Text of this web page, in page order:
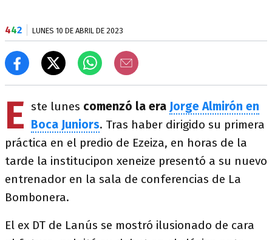
442 LUNES 10 DE ABRIL DE 2023
E ste lunes comenzó la era Jorge Almirón en
Boca Juniors. Tras haber dirigido su primera
práctica en el predio de Ezeiza, en horas de la
tarde la institucipon xeneize presentó a su nuevo
entrenador en la sala de conferencias de La
Bombonera.
El ex DT de Lanús se mostró ilusionado de cara